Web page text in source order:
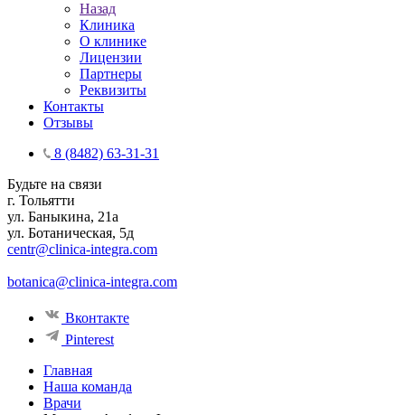
Назад
Клиника
О клинике
Лицензии
Партнеры
Реквизиты
Контакты
Отзывы
8 (8482) 63-31-31
Будьте на связи
г. Тольятти
ул. Баныкина, 21а
ул. Ботаническая, 5д
centr@clinica-integra.com
botanica@clinica-integra.com
Вконтакте
Pinterest
Главная
Наша команда
Врачи